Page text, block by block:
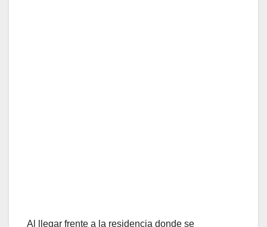
Al llegar frente a la residencia donde se